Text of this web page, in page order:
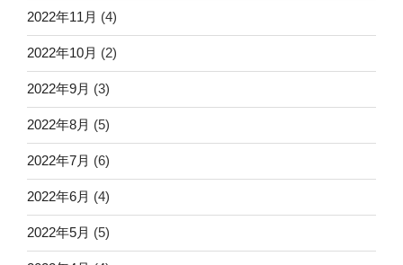
2022年11月 (4)
2022年10月 (2)
2022年9月 (3)
2022年8月 (5)
2022年7月 (6)
2022年6月 (4)
2022年5月 (5)